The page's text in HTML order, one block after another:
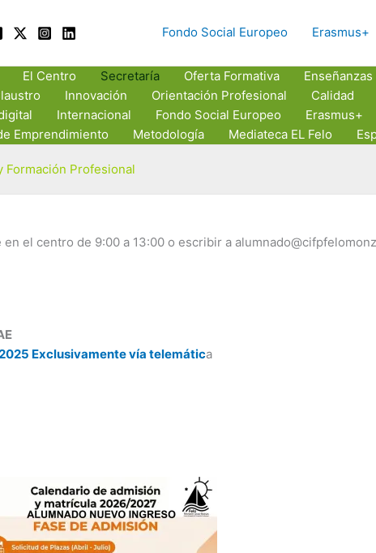
Fondo Social Europeo Erasmus+
El Centro Secretaría Oferta Formativa
Innovación Orientación Profesional
Calidad
Internacional Fondo Social Europeo Erasmus+
Emprendimiento Metodología Mediateca EL Felo
Formación Profesional
el centro de 9:00 a 13:00 o escribir a
Exclusivamente vía telemática